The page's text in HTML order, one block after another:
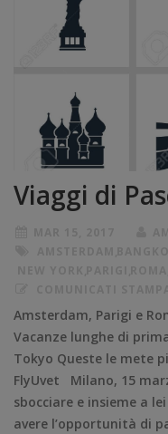
Viaggi di
Amsterdam, Parigi e
Vacanze lunghe di
Tokyo Queste le mete
FlyUvet Milano, 15
sbocciare e insieme a
avere l’opportunità di